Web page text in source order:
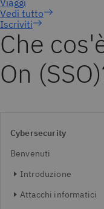
Iscriviti
Che
On
Cybersecurity
Benvenuti
Introduzione
Attacchi informatici